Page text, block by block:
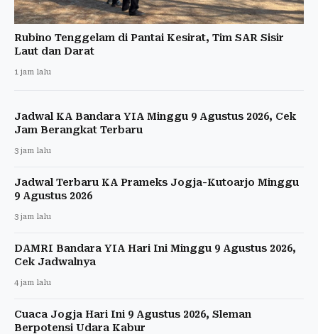
Rubino Tenggelam di Pantai Kesirat, Tim SAR Sisir
Laut dan Darat
1 jam lalu
Jadwal KA Bandara YIA Minggu 9 Agustus 2026, Cek
Jam Berangkat Terbaru
3 jam lalu
Jadwal Terbaru KA Prameks Jogja-Kutoarjo Minggu
9 Agustus 2026
3 jam lalu
DAMRI Bandara YIA Hari Ini Minggu 9 Agustus 2026,
Cek Jadwalnya
4 jam lalu
Cuaca Jogja Hari Ini 9 Agustus 2026, Sleman
Berpotensi Udara Kabur